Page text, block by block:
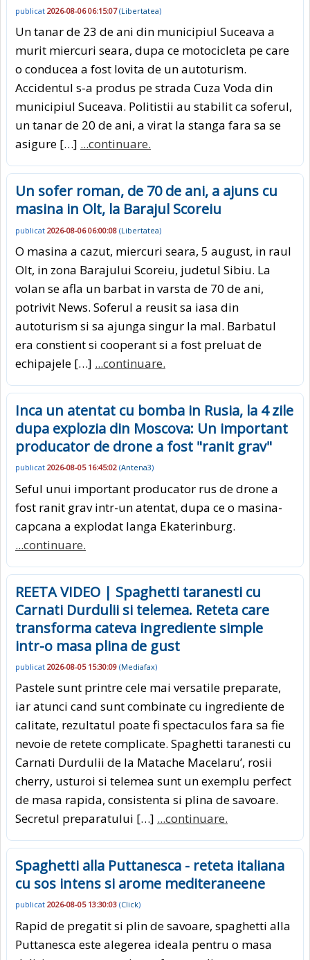
publicat 2026-08-06 06:15:07(Libertatea)
Un tanar de 23 de ani din municipiul Suceava a
murit miercuri seara, dupa ce motocicleta pe care
o conducea a fost lovita de un autoturism.
Accidentul s-a produs pe strada Cuza Voda din
municipiul Suceava. Politistii au stabilit ca soferul,
un tanar de 20 de ani, a virat la stanga fara sa se
asigure […] ...continuare.
Un sofer roman, de 70 de ani, a ajuns cu
masina in Olt, la Barajul Scoreiu
publicat 2026-08-06 06:00:08 (Libertatea)
O masina a cazut, miercuri seara, 5 august, in raul
Olt, in zona Barajului Scoreiu, judetul Sibiu. La
volan se afla un barbat in varsta de 70 de ani,
potrivit News. Soferul a reusit sa iasa din
autoturism si sa ajunga singur la mal. Barbatul
era constient si cooperant si a fost preluat de
echipajele […] ...continuare.
Inca un atentat cu bomba in Rusia, la 4 zile
dupa explozia din Moscova: Un important
producator de drone a fost "ranit grav"
publicat 2026-08-05 16:45:02 (Antena3)
Seful unui important producator rus de drone a
fost ranit grav intr-un atentat, dupa ce o masina-
capcana a explodat langa Ekaterinburg.
...continuare.
REETA VIDEO | Spaghetti taranesti cu
Carnati Durdulii si telemea. Reteta care
transforma cateva ingrediente simple
intr-o masa plina de gust
publicat 2026-08-05 15:30:09 (Mediafax)
Pastele sunt printre cele mai versatile preparate,
iar atunci cand sunt combinate cu ingrediente de
calitate, rezultatul poate fi spectaculos fara sa fie
nevoie de retete complicate. Spaghetti taranesti cu
Carnati Durdulii de la Matache Macelaru’, rosii
cherry, usturoi si telemea sunt un exemplu perfect
de masa rapida, consistenta si plina de savoare.
Secretul preparatului […] ...continuare.
Spaghetti alla Puttanesca - reteta italiana
cu sos intens si arome mediteraneene
publicat 2026-08-05 13:30:03 (Click)
Rapid de pregatit si plin de savoare, spaghetti alla
Puttanesca este alegerea ideala pentru o masa